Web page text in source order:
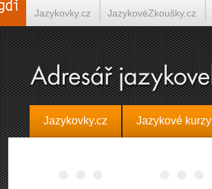
Jazykovky.cz Jazykové kurzy
Jazykovky.cz JazykovéZkoušky.cz
Španělština on-line Italština on-line